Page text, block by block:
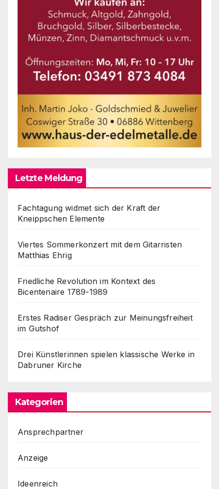
Letzte Meldung
Fachtagung widmet sich der Kraft der
Kneippschen Elemente
Viertes Sommerkonzert mit dem Gitarristen
Matthias Ehrig
Friedliche Revolution im Kontext des
Bicentenaire 1789-1989
Erstes Radiser Gespräch zur Meinungsfreiheit
im Gutshof
Drei Künstlerinnen spielen klassische Werke in
Dabruner Kirche
Kategorien
Ansprechpartner
Anzeige
Ideenreich